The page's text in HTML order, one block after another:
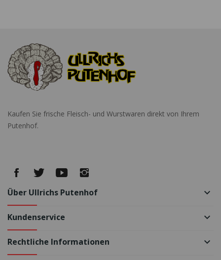
Kaufen Sie frische Fleisch- und Wurstwaren direkt von Ihrem
Putenhof.
Über Ullrichs Putenhof keyboard_arrow_down
Kundenservice keyboard_arrow_down
Rechtliche Informationen keyboard_arrow_down